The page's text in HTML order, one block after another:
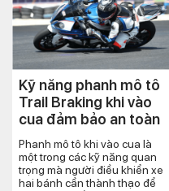
Kỹ năng phanh mô tô
Trail Braking khi vào
cua đảm bảo an toàn
Phanh mô tô khi vào cua là
một trong các kỹ năng quan
trọng mà người điều khiển xe
hai bánh cần thành thạo để